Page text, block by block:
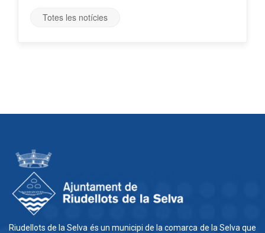
Totes les notícies
Riudellots de la Selva és un municipi de la comarca de la Selva que